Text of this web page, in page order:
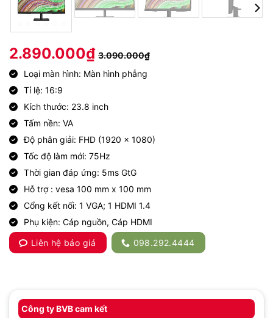
2.890.000₫ 3.090.000₫
Loại màn hình: Màn hình phẳng
Tỉ lệ: 16:9
Kích thước: 23.8 inch
Tấm nền: VA
Độ phân giải: FHD (1920 x 1080)
Tốc độ làm mới: 75Hz
Thời gian đáp ứng: 5ms GtG
Hỗ trợ : vesa 100 mm x 100 mm
Cổng kết nối: 1 VGA; 1 HDMI 1.4
Phụ kiện: Cáp nguồn, Cáp HDMI
Liên hệ báo giá
098.292.4444
Công ty BVB cam kết